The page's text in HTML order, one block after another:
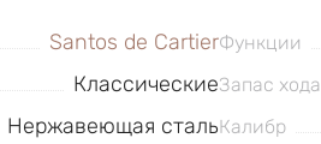
Santos de Cartier
Классические
Нержавеющая сталь
Функции
Запас хода
Калибр